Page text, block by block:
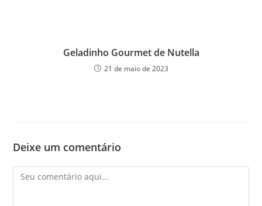
Geladinho Gourmet de Nutella
21 de maio de 2023
Deixe um comentário